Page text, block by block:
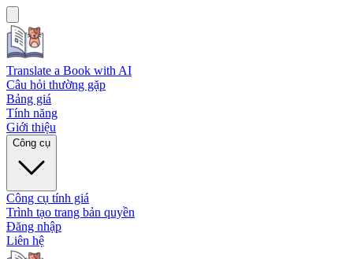
Translate a Book with AI
Câu hỏi thường gặp
Bảng giá
Tính năng
Giới thiệu
Công cụ
Công cụ tính giá
Trình tạo trang bản quyền
Đăng nhập
Liên hệ